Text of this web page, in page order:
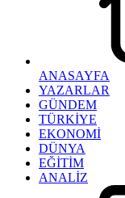
ANASAYFA
YAZARLAR
GÜNDEM
TÜRKİYE
EKONOMİ
DÜNYA
EĞİTİM
ANALİZ